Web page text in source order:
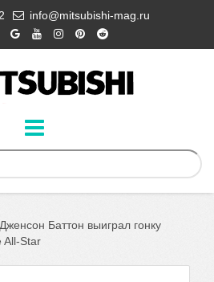
info@mitsubishi-mag.ru
Дженсон Баттон выиграл гонку
All-Star